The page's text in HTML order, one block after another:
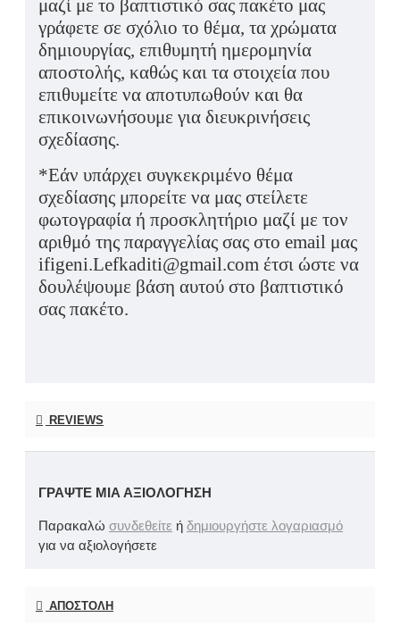
μαζί με το βαπτιστικό σας πακέτο μας
γράφετε σε σχόλιο το θέμα, τα χρώματα
δημιουργίας, επιθυμητή ημερομηνία
αποστολής, καθώς και τα στοιχεία που
επιθυμείτε να αποτυπωθούν και θα
επικοινωνήσουμε για διευκρινήσεις
σχεδίασης.
*Εάν υπάρχει συγκεκριμένο θέμα
σχεδίασης μπορείτε να μας στείλετε
φωτογραφία ή προσκλητήριο μαζί με τον
αριθμό της παραγγελίας σας στο email μας
ifigeni.Lefkaditi@gmail.com έτσι ώστε να
δουλέψουμε βάση αυτού στο βαπτιστικό
σας πακέτο.
REVIEWS
ΓΡΆΨΤΕ ΜΙΑ ΑΞΙΟΛΌΓΗΣΗ
Παρακαλώ συνδεθείτε ή δημιουργήστε λογαριασμό
για να αξιολογήσετε
ΑΠΟΣΤΟΛΉ